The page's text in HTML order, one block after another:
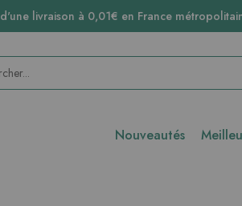
d'une livraison à 0,01€ en France
Nouveautés